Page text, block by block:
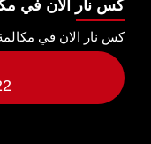
كس نار الان في
كس نار الان في